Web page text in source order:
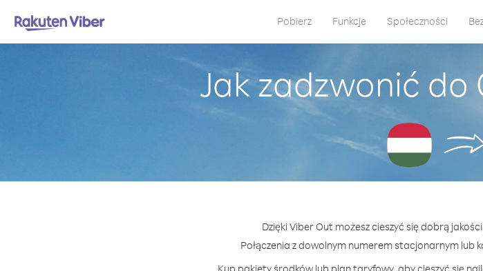
Pobierz Funkcje Społeczności
Jak zadzwonić do
Dzięki Viber Out możesz cieszyć się dobrą
Połączenia z dowolnym numerem stacjonarnym lub